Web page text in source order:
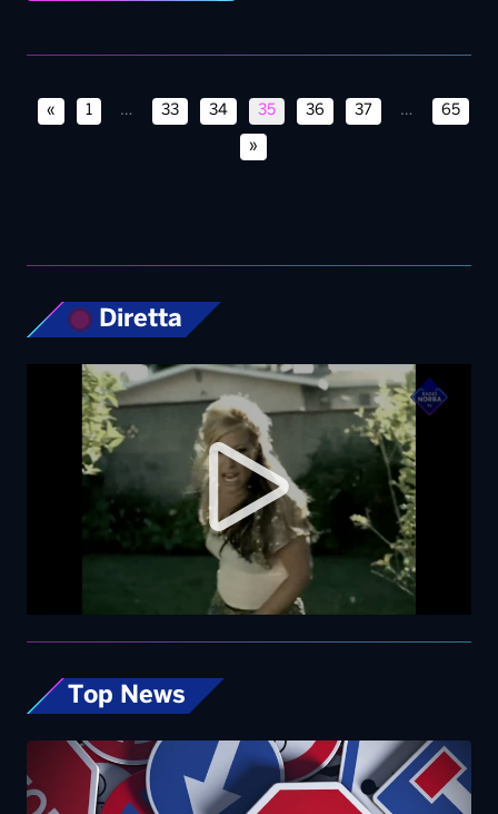
« 1 … 33 34 35 36 37 … 65
»
Diretta
Top News